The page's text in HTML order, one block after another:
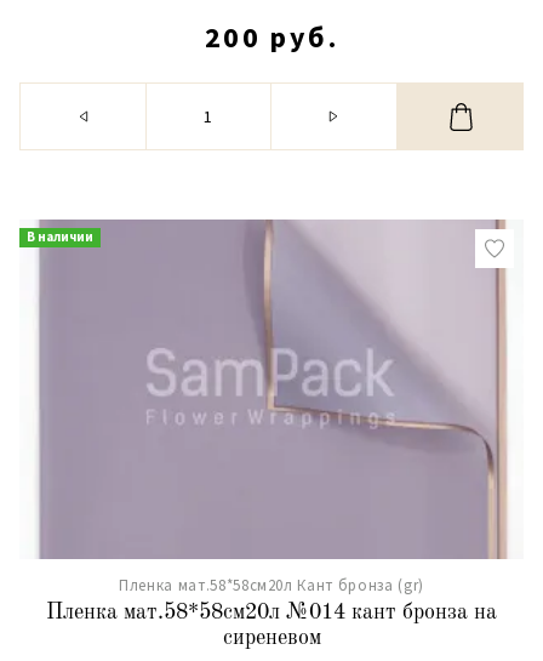
200 руб.
В наличии
Пленка мат.58*58см20л Кант бронза (gr)
Пленка мат.58*58см20л №014 кант бронза на
сиреневом